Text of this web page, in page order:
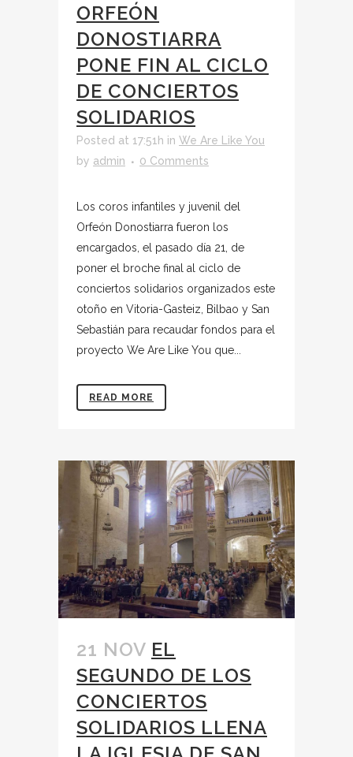
ORFEÓN
DONOSTIARRA
PONE FIN AL CICLO
DE CONCIERTOS
SOLIDARIOS
Posted at 17:51h in We Are Like You
by admin 0 Comments
Los coros infantiles y juvenil del
Orfeón Donostiarra fueron los
encargados, el pasado día 21, de
poner el broche final al ciclo de
conciertos solidarios organizados este
otoño en Vitoria-Gasteiz, Bilbao y San
Sebastián para recaudar fondos para el
proyecto We Are Like You que...
READ MORE
21 NOV EL
SEGUNDO DE LOS
CONCIERTOS
SOLIDARIOS LLENA